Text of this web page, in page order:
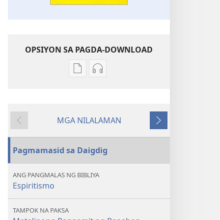
OPSIYON SA PAGDA-DOWNLOAD
Opsiyon
ng
GUMISING!
Matalinong
ng
Paano?
Opsiyon
ng
GUMISING!
Matalinong
ng
Paano?
Nauna
MGA NILALAMAN
Susunod
Pagmamasid sa Daigdig
ANG PANGMALAS NG BIBLIYA
Espiritismo
TAMPOK NA PAKSA